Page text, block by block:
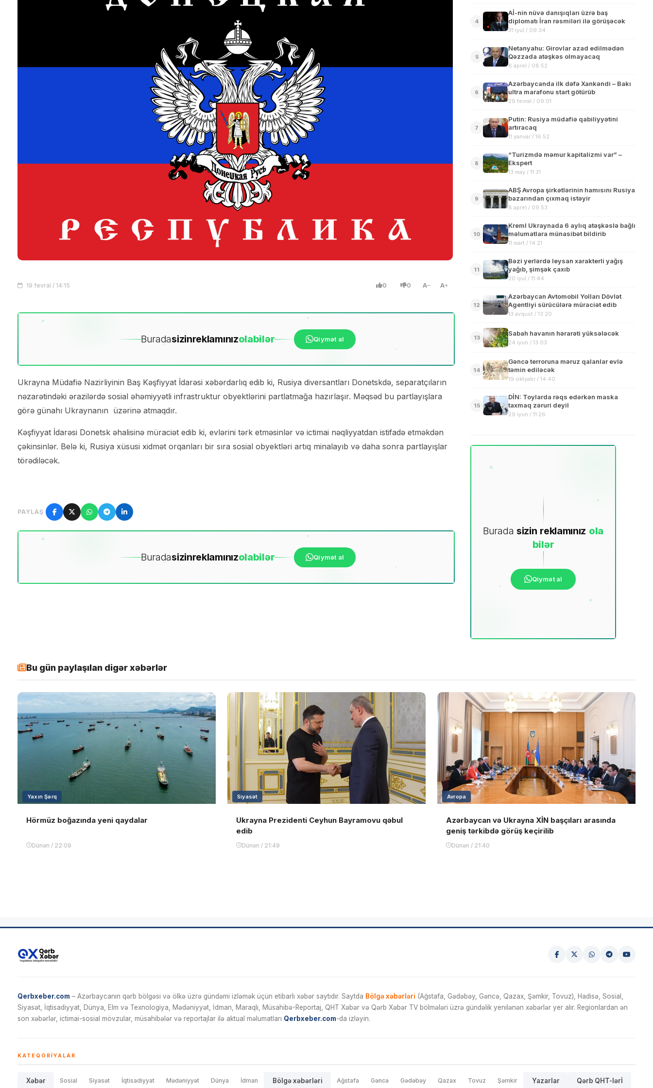
19 fevral / 14:15 0 0 A A
Buradasizinreklamınızolabilər Qiymət al
Ukrayna Müdafiə Nazirliyinin Baş Kəşfiyyat İdarəsi xəbərdarlıq edib ki, Rusiya diversantları Donetskdə, separatçıların
nəzarətindəki ərazilərdə sosial əhəmiyyətli infrastruktur obyektlərini partlatmağa hazırlaşır. Məqsəd bu partlayışlara
görə günahı Ukraynanın üzərinə atmaqdır.
Kəşfiyyat İdarəsi Donetsk əhalisinə müraciət edib ki, evlərini tərk etməsinlər və ictimai nəqliyyatdan istifadə etməkdən
çəkinsinlər. Belə ki, Rusiya xüsusi xidmət orqanları bir sıra sosial obyektləri artıq minalayıb və daha sonra partlayışlar
törədiləcək.
PAYLAŞ
Buradasizinreklamınızolabilər Qiymət al
4
Aİ-nin nüvə danışıqları üzrə baş
diplomatı İran rəsmiləri ilə görüşəcək
31 iyul / 09:34
5
Netanyahu: Girovlar azad edilmədən
Qəzzada atəşkəs olmayacaq
8 aprel / 08:52
6
Azərbaycanda ilk dəfə Xankəndi – Bakı
ultra marafonu start götürüb
29 fevral / 09:01
7
Putin: Rusiya müdafiə qabiliyyətini
artıracaq
11 yanvar / 16:52
8
“Turizmdə məmur kapitalizmi var” –
Ekspert
13 may / 11:31
9
ABŞ Avropa şirkətlərinin hamısını Rusiya
bazarından çıxmaq istəyir
8 aprel / 09:53
10
Kreml Ukraynada 6 aylıq atəşkəslə bağlı
məlumatlara münasibət bildirib
11 mart / 14:21
11
Bəzi yerlərdə leysan xarakterli yağış
yağıb, şimşək çaxıb
20 iyul / 11:44
12
Azərbaycan Avtomobil Yolları Dövlət
Agentliyi sürücülərə müraciət edib
13 avqust / 13:20
13
Sabah havanın hərarəti yüksələcək
24 iyun / 13:03
14
Gəncə terroruna məruz qalanlar evlə
təmin ediləcək
19 oktyabr / 14:40
15
DİN: Toylarda rəqs edərkən maska
taxmaq zəruri deyil
29 iyun / 11:26
Burada sizin reklamınız ola
bilər
Qiymət al
Bu gün paylaşılan digər xəbərlər
Yaxın Şərq
Hörmüz boğazında yeni qaydalar
Dünən / 22:09
Siyasət
Ukrayna Prezidenti Ceyhun Bayramovu qəbul
edib
Dünən / 21:49
Avropa
Azərbaycan və Ukrayna XİN başçıları arasında
geniş tərkibdə görüş keçirilib
Dünən / 21:40
Qerbxeber.com – Azərbaycanın qərb bölgəsi və ölkə üzrə gündəmi izləmək üçün etibarlı xəbər saytıdır. Saytda Bölgə xəbərləri (Ağstafa, Gədəbəy, Gəncə, Qazax, Şəmkir, Tovuz), Hadisə, Sosial,
Siyasət, İqtisadiyyat, Dünya, Elm və Texnologiya, Mədəniyyət, İdman, Maraqlı, Müsahibə-Reportaj, QHT Xəbər və Qərb Xəbər TV bölmələri üzrə gündəlik yenilənən xəbərlər yer alır. Regionlardan ən
son xəbərlər, ictimai-sosial mövzular, müsahibələr və reportajlar ilə aktual məlumatları Qerbxeber.com-da izləyin.
KATEQORIYALAR
Xəbər Sosial Siyasət İqtisadiyyat Mədəniyyət Dünya İdman Bölgə xəbərləri Ağstafa Gəncə Gədəbəy Qazax Tovuz Şəmkir Yazarlar Qərb QHT-lərİ